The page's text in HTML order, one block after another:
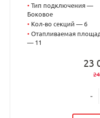
• Тип подключения —
Боковое
• Кол-во секций — 6
• Отапливаемая
— 11
23
-